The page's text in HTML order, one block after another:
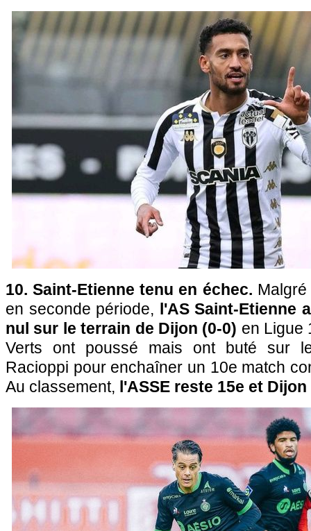
10. Saint-Etienne tenu en échec.
en seconde période, l'AS Saint-Etienne
nul sur le terrain de Dijon (0-0) en Ligue
Verts ont poussé mais ont buté sur
Racioppi pour enchaîner un 10e match
Au classement, l'ASSE reste 15e et Dijon